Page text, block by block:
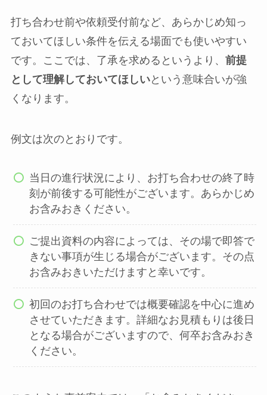
打ち合わせ前や依頼受付前など、あらかじめ知っ
ておいてほしい条件を伝える場面でも使いやすい
です。ここでは、了承を求めるというより、 前提
として理解しておいてほしいという意味合いが強
くなります。
例文は次のとおりです。
当日の進行状況により、お打ち合わせの終了時
刻が前後する可能性がございます。あらかじめ
お含みおきください。
ご提出資料の内容によっては、その場で即答で
きない事項が生じる場合がございます。その点
お含みおきいただけますと幸いです。
初回のお打ち合わせでは概要確認を中心に進め
させていただきます。詳細なお見積もりは後日
となる場合がございますので、何卒お含みおき
ください。